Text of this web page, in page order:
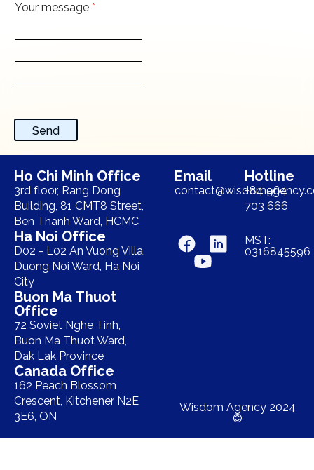
Your message *
Send
Ho Chi Minh Office
3rd floor, Rang Dong
Building, 81 CMT8 Street,
Ben Thanh Ward, HCMC
Ha Noi Office
D02 - L02 An Vuong Villa,
Duong Noi Ward, Ha Noi
City
Buon Ma Thuot
Office
72 Soviet Nghe Tinh,
Buon Ma Thuot Ward,
Dak Lak Province
Canada Office
162 Peach Blossom
Crescent, Kitchener N2E
3E6, ON
Email Hotline
+84 964
703 666
MST:
0316845596
Wisdom Agency 2024
©